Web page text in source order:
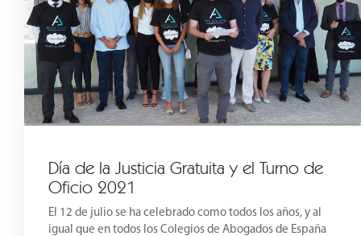
Día de la Justicia Gratuita y el Turno de
Oficio 2021
El 12 de julio se ha celebrado como todos los años, y al
igual que en todos los Colegios de Abogados de España